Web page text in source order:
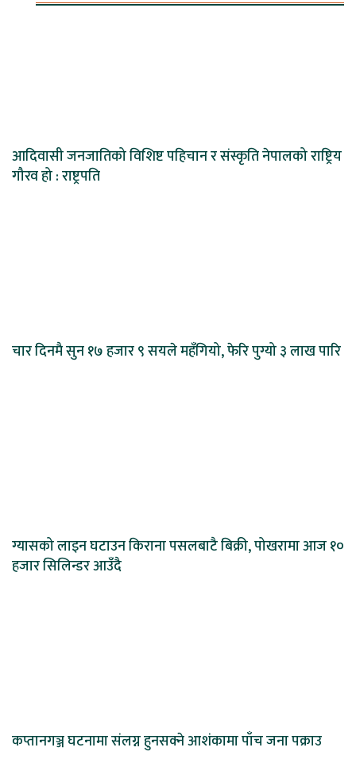
आदिवासी जनजातिको विशिष्ट पहिचान र संस्कृति नेपालको राष्ट्रिय
गौरव हो : राष्ट्रपति
चार दिनमै सुन १७ हजार ९ सयले महँगियो, फेरि पुग्यो ३ लाख पारि
ग्यासको लाइन घटाउन किराना पसलबाटै बिक्री, पोखरामा आज १०
हजार सिलिन्डर आउँदै
कप्तानगञ्ज घटनामा संलग्न हुनसक्ने आशंकामा पाँच जना पक्राउ